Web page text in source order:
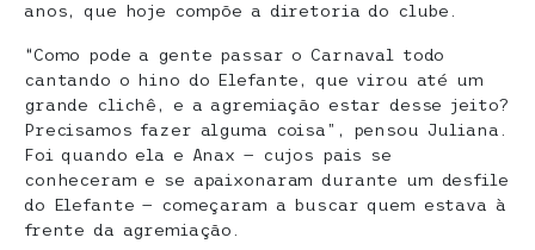
anos, que hoje compõe a diretoria do clube.
“Como pode a gente passar o Carnaval todo
cantando o hino do Elefante, que virou até um
grande clichê, e a agremiação estar desse jeito?
Precisamos fazer alguma coisa”, pensou Juliana.
Foi quando ela e Anax — cujos pais se
conheceram e se apaixonaram durante um desfile
do Elefante — começaram a buscar quem estava à
frente da agremiação.